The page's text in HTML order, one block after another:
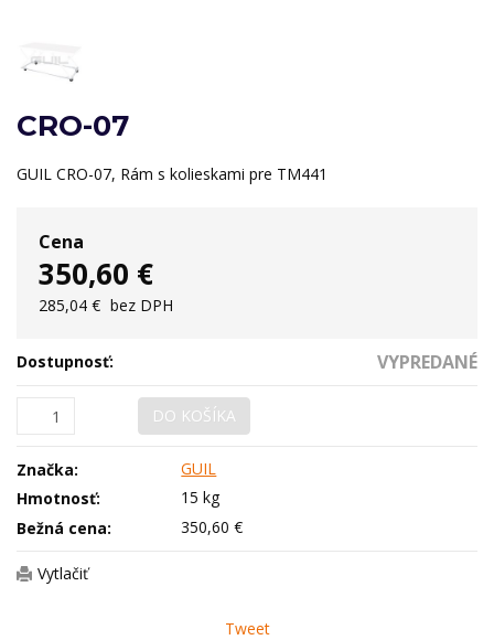
CRO-07
GUIL CRO-07, Rám s kolieskami pre TM441
Cena
350,60 €
285,04 € bez DPH
Dostupnosť: VYPREDANÉ
DO KOŠÍKA
Značka:
GUIL
Hmotnosť:
15 kg
Bežná cena:
350,60 €
Vytlačiť
Tweet